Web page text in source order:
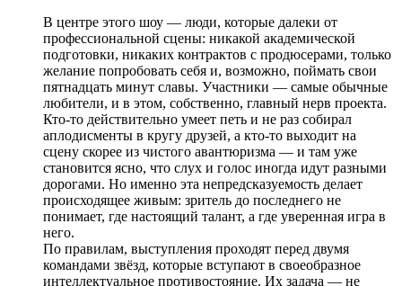
В центре этого шоу — люди, которые далеки от
профессиональной сцены: никакой академической
подготовки, никаких контрактов с продюсерами, только
желание попробовать себя и, возможно, поймать свои
пятнадцать минут славы. Участники — самые обычные
любители, и в этом, собственно, главный нерв проекта.
Кто-то действительно умеет петь и не раз собирал
аплодисменты в кругу друзей, а кто-то выходит на
сцену скорее из чистого авантюризма — и там уже
становится ясно, что слух и голос иногда идут разными
дорогами. Но именно эта непредсказуемость делает
происходящее живым: зритель до последнего не
понимает, где настоящий талант, а где уверенная игра в
него.
По правилам, выступления проходят перед двумя
командами звёзд, которые вступают в своеобразное
интеллектуальное противостояние. Их задача — не